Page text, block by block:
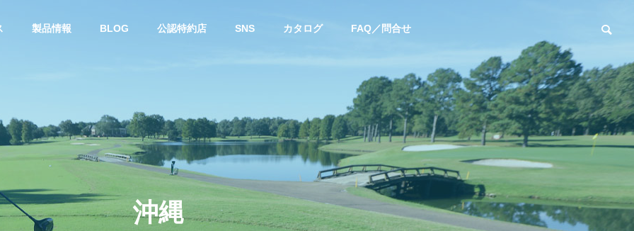
製品情報 BLOG 公認特約店 SNS カタログ FAQ／問合せ
ユーチューブ お知らせ
沖縄